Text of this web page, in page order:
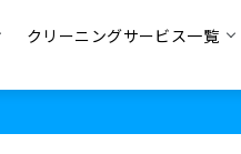
クリーニングサービス一覧